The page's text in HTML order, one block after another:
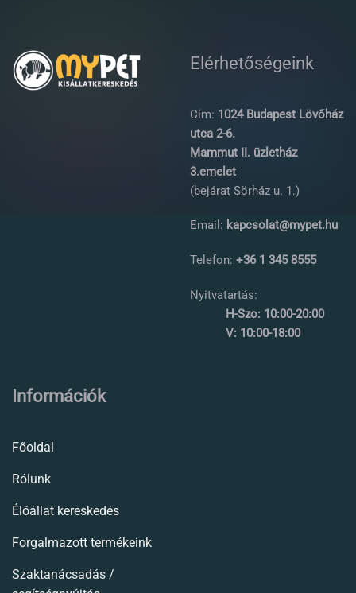
Elérhetőségeink
Cím: 1024 Budapest Lövőház
utca 2-6.
Mammut II. üzletház
3.emelet
(bejárat Sörház u. 1.)
Email: kapcsolat@mypet.hu
Telefon: +36 1 345 8555
Nyitvatartás:
H-Szo: 10:00-20:00
V: 10:00-18:00
Információk
Főoldal
Rólunk
Élőállat kereskedés
Forgalmazott termékeink
Szaktanácsadás /